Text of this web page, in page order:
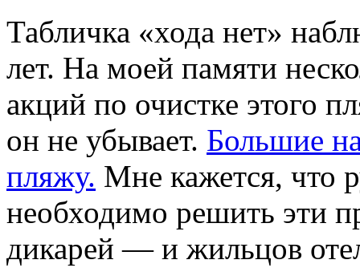
Табличка «хода нет»
лет. На моей памяти
акций по очистке этого
он не убывает. Большие
пляжу. Мне кажется, что
необходимо решить эти
дикарей — и жильцов